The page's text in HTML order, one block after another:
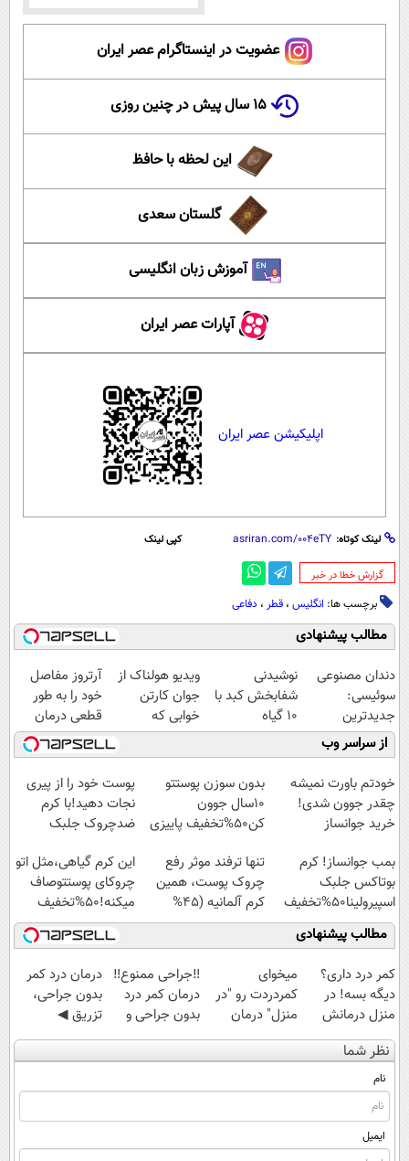
عضویت در اینستاگرام عصر ایران
۱۵ سال پیش در چنین روزی
این لحظه با حافظ
گلستان سعدی
آموزش زبان انگلیسی
آپارات عصر ایران
اپلیکیشن عصر ایران
لینک کوتاه: کپی لینک
‌گزارش خطا در خبر
برچسب ها: انگلیس ، قطر ، دفاعی
مطالب پیشنهادی
دندان مصنوعی
سوئیسی:
جدیدترین
فناوری اروپا،
سبک و مقاوم |
پرداخت قسطی
نوشیدنی
شفابخش کبد با
10 گیاه
موثر(تخفیف تا
امشب)
ویدیو هولناک از
جوان کارتن
خوابی که
میلیاردر شد.
آموزش رایگان
آرتروز مفاصل
خود را به طور
قطعی درمان
کنید!
◗پرسش‌نامه◖
از سراسر وب
خودتم باورت نمیشه
چقدر جوون شدی!
خرید جوانساز
ویژه
بدون سوزن پوستتو
10سال جوون
کن50%تخفیف پاییزی
پوست خود را از پیری
نجات دهید!با کرم
ضدچروک جلبک
بمب جوانساز! کرم
بوتاکس جلبک
اسپیرولینا50%تخفیف
تنها ترفند موثر رفع
چروک پوست، همین
کرم آلمانیه (45%
تخفیف)
این کرم گیاهی،مثل اتو
چروکای پوستتوصاف
میکنه!50%تخفیف
مطالب پیشنهادی
کمر درد داری؟
دیگه بسه! در
منزل درمانش
کن
(◀پرسش‌نامه)
میخوای
کمردردت رو "در
منزل" درمان
کنی؟ (◂فیلم +
◂پرسش‌نامه)
‼️جراحی ممنوع‼️
درمان کمر درد
بدون جراحی و
دوره نقاهت
درمان درد کمر
بدون جراحی،
تزریق ◀
پرسش‌نامه رو پر
کن ▶
نظر شما
نام
ایمیل